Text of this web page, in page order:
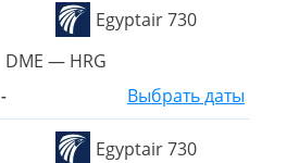
Egyptair 730
DME — HRG
-
Выбрать даты
Egyptair 730